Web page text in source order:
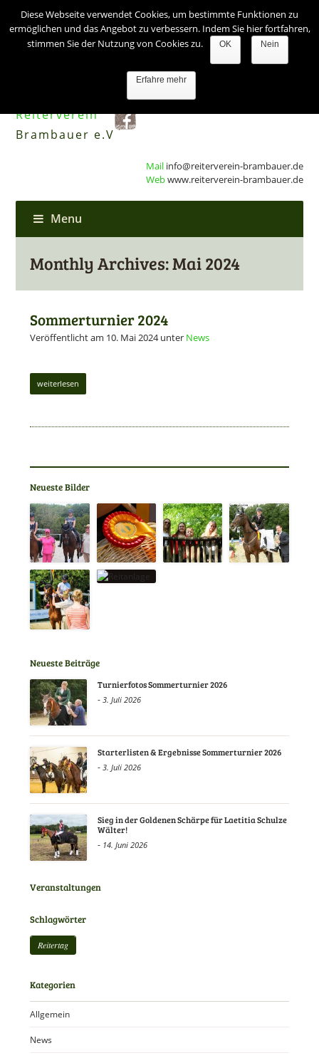
Reiterverein
Brambauer e.V
Mail info@reiterverein-brambauer.de
Webwww.reiterverein-brambauer.de
Menu
Monthly Archives: Mai 2024
Sommerturnier 2024
Veröffentlicht am 10. Mai 2024unter News
weiterlesen
Neueste Bilder
Neueste Beiträge
Turnierfotos Sommerturnier 2026
-3. Juli 2026
Starterlisten & Ergebnisse Sommerturnier 2026
-3. Juli 2026
Sieg in der Goldenen Schärpe für Laetitia Schulze
Wälter!
- 14. Juni 2026
Veranstaltungen
Schlagwörter
Reitertag
Kategorien
Allgemein
News
Diese Webseite verwendet Cookies, um bestimmte Funktionen zu
ermöglichen und das Angebot zu verbessern. Indem Sie hier fortfahren,
stimmen Sie der Nutzung von Cookies zu.
OK Nein
Erfahre mehr